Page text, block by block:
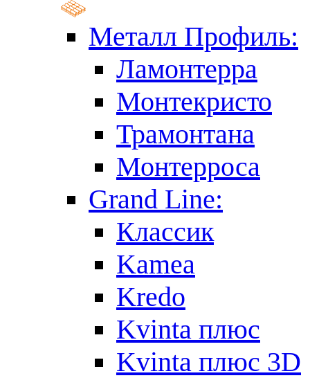
Металл Профиль:
Ламонтерра
Монтекристо
Трамонтана
Монтерроса
Grand Line:
Классик
Kamea
Kredo
Kvinta плюс
Kvinta плюс 3D